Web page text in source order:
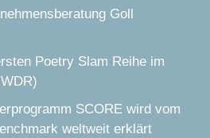
Goll
Poetry Slam Reihe im
SCORE wird vom
weltweit erklärt